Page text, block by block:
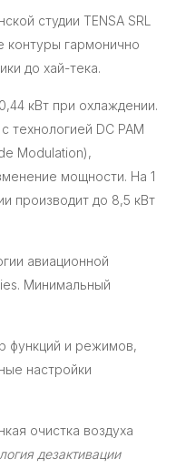
студии TENSA SRL
контуры гармонично
до хай-тека.
кВт при охлаждении.
технологией DC PAM
Modulation),
мощности. На 1
производит до 8,5 кВт
авиационной
Минимальный
функций и режимов,
настройки
очистка воздуха
дезактивации